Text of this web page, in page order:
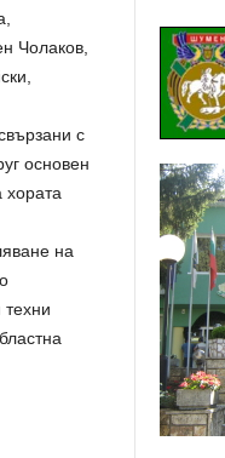
Чолаков,
с
основен
на